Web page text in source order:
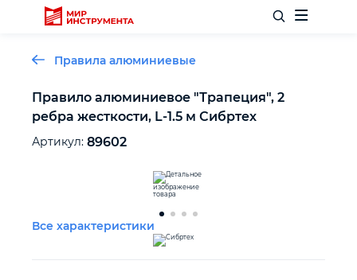
Отделочный инструмент
Столярный инструмент
Правила алюминиевые
Правило алюминиевое "Трапеция", 2
ребра жесткости, L-1.5 м Сибртех
Артикул: 89602
Все характеристики